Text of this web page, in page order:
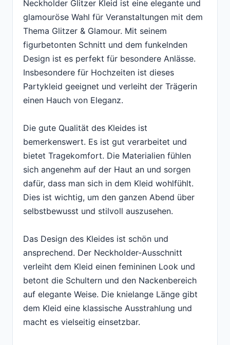
Neckholder Glitzer Kleid ist eine elegante und
glamouröse Wahl für Veranstaltungen mit dem
Thema Glitzer & Glamour. Mit seinem
figurbetonten Schnitt und dem funkelnden
Design ist es perfekt für besondere Anlässe.
Insbesondere für Hochzeiten ist dieses
Partykleid geeignet und verleiht der Trägerin
einen Hauch von Eleganz.
Die gute Qualität des Kleides ist
bemerkenswert. Es ist gut verarbeitet und
bietet Tragekomfort. Die Materialien fühlen
sich angenehm auf der Haut an und sorgen
dafür, dass man sich in dem Kleid wohlfühlt.
Dies ist wichtig, um den ganzen Abend über
selbstbewusst und stilvoll auszusehen.
Das Design des Kleides ist schön und
ansprechend. Der Neckholder-Ausschnitt
verleiht dem Kleid einen femininen Look und
betont die Schultern und den Nackenbereich
auf elegante Weise. Die knielange Länge gibt
dem Kleid eine klassische Ausstrahlung und
macht es vielseitig einsetzbar.